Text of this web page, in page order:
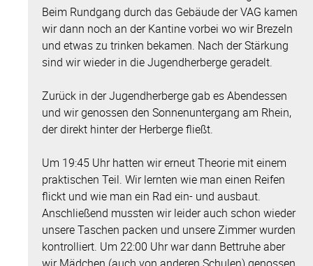
Beim Rundgang durch das Gebäude der VAG kamen
wir dann noch an der Kantine vorbei wo wir Brezeln
und etwas zu trinken bekamen. Nach der Stärkung
sind wir wieder in die Jugendherberge geradelt.
Zurück in der Jugendherberge gab es Abendessen
und wir genossen den Sonnenuntergang am Rhein,
der direkt hinter der Herberge fließt.
Um 19:45 Uhr hatten wir erneut Theorie mit einem
praktischen Teil. Wir lernten wie man einen Reifen
flickt und wie man ein Rad ein- und ausbaut.
Anschließend mussten wir leider auch schon wieder
unsere Taschen packen und unsere Zimmer wurden
kontrolliert. Um 22:00 Uhr war dann Bettruhe aber